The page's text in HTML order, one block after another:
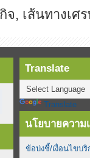
จ, เส้นทางเศ
Translate
Translate
นโยบายความ
ข้อบ่งชี้/เงื่อนไขบริ